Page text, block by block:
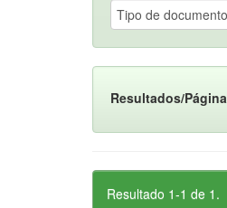
Resultados/Página
Resultado 1-1 de 1.